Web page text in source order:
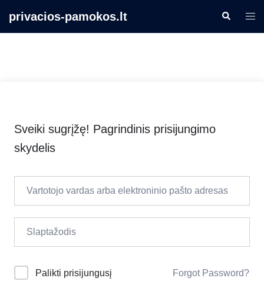
privacios-pamokos.lt Search
Sveiki sugrįžę! Pagrindinis prisijungimo
skydelis
Palikti prisijungusį Forgot Password?